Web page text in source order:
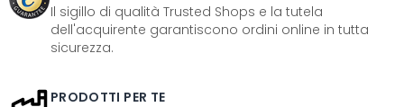
Il sigillo di qualità Trusted Shops e la tutela
dell'acquirente garantiscono ordini online in tutta
sicurezza.
PRODOTTI PER TE